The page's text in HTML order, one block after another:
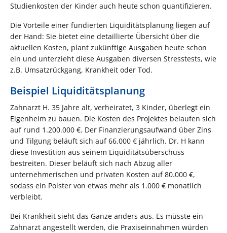
Studienkosten der Kinder auch heute schon quantifizieren.
Die Vorteile einer fundierten Liquiditätsplanung liegen auf
der Hand: Sie bietet eine detaillierte Übersicht über die
aktuellen Kosten, plant zukünftige Ausgaben heute schon
ein und unterzieht diese Ausgaben diversen Stresstests, wie
z.B. Umsatzrückgang, Krankheit oder Tod.
Beispiel Liquiditätsplanung
Zahnarzt H. 35 Jahre alt, verheiratet, 3 Kinder, überlegt ein
Eigenheim zu bauen. Die Kosten des Projektes belaufen sich
auf rund 1.200.000 €. Der Finanzierungsaufwand über Zins
und Tilgung beläuft sich auf 66.000 € jährlich. Dr. H kann
diese Investition aus seinem Liquiditätsüberschuss
bestreiten. Dieser beläuft sich nach Abzug aller
unternehmerischen und privaten Kosten auf 80.000 €,
sodass ein Polster von etwas mehr als 1.000 € monatlich
verbleibt.
Bei Krankheit sieht das Ganze anders aus. Es müsste ein
Zahnarzt angestellt werden, die Praxiseinnahmen würden